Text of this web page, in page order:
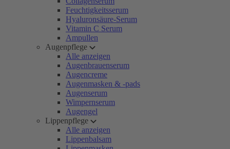
Feuchtigkeitsserum
Hyaluronsäure-Serum
Vitamin C Serum
Ampullen
Augenpflege
Alle anzeigen
Augenbrauenserum
Augencreme
Augenmasken & -pads
Augenserum
Wimpernserum
Augengel
Lippenpflege
Alle anzeigen
Lippenbalsam